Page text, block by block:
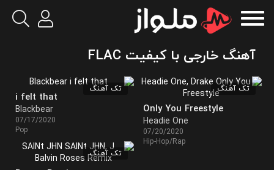
آهنگ خارجی با کیفیت FLAC
تک آهنگ
Only You Freestyle
Headie One
07/20/2020
Hip-Hop/Rap
تک آهنگ
i felt that
Blackbear
07/17/2020
Pop
تک آهنگ